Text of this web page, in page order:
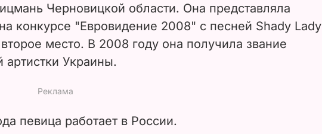
Черновицкой области. Она представляла
конкурсе "Евровидение 2008" с песней Shady Lady
место. В 2008 году она получила звание
артистки Украины.
певица работает в России.